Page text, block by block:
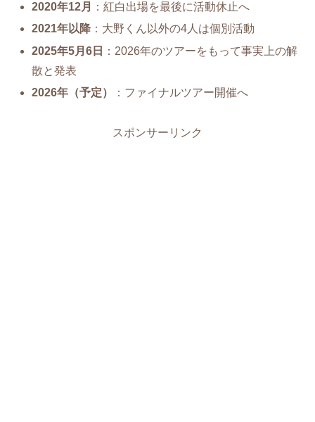
2020年12月
：紅白出場を最後に活動休止へ
2021年以降 ：大野くん以外の4人は個別活動
2025年5月6日
：2026年のツアーをもって事実上の解
散と発表
2026年（予定）
：ファイナルツアー開催へ
スポンサーリンク